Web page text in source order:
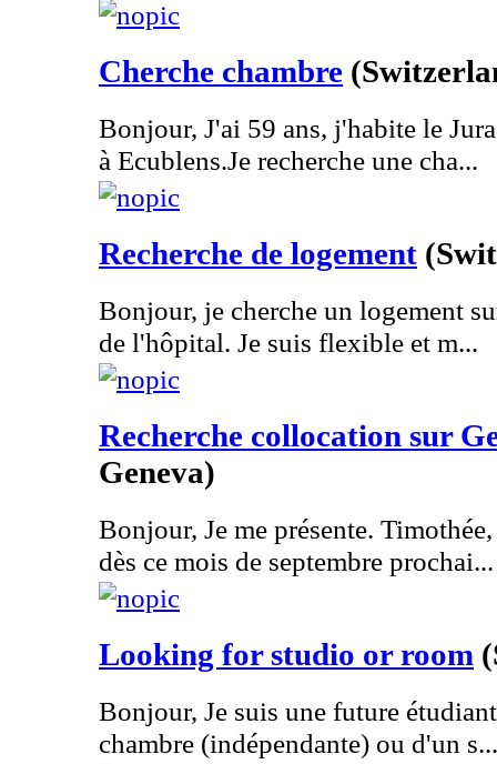
Cherche chambre
Bonjour, J'ai 59 ans, j'habite le
à Ecublens.Je recherche une cha...
Recherche de logement
Bonjour, je cherche un logement
de l'hôpital. Je suis flexible et m...
Recherche collocation sur
Geneva)
Bonjour, Je me présente.
dès ce mois de septembre prochai...
Looking for studio or room
Bonjour, Je suis une future
chambre (indépendante) ou d'un s...